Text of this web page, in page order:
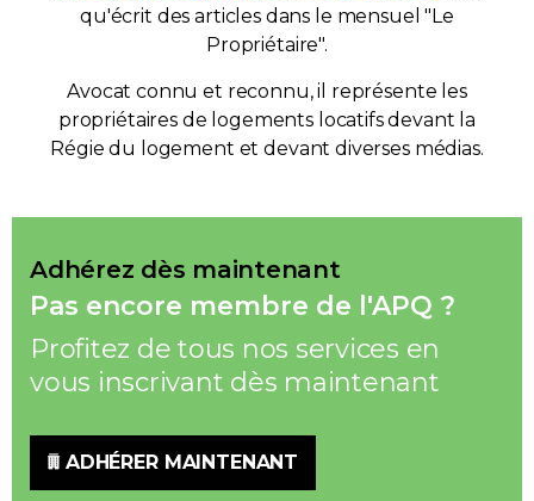
qu'écrit des articles dans le mensuel "Le
Propriétaire".
Avocat connu et reconnu, il représente les
propriétaires de logements locatifs devant la
Régie du logement et devant diverses médias.
Adhérez dès maintenant
Pas encore membre de l'APQ ?
Profitez de tous nos services en
vous inscrivant dès maintenant
ADHÉRER MAINTENANT